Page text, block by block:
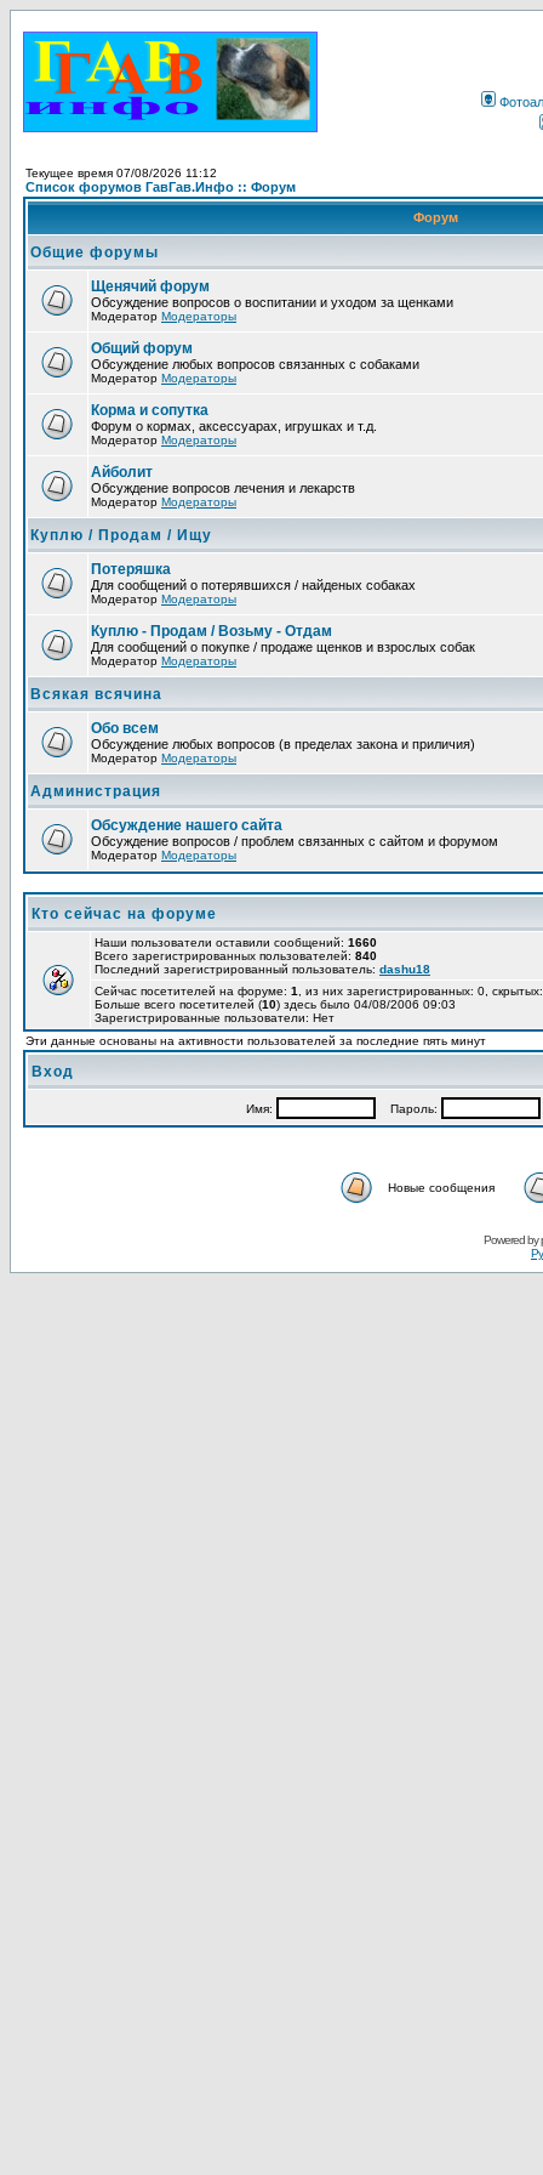
Текущее время 07/08/2026 11:12
Список форумов ГавГав.Инфо :: Форум
Форум
Общие форумы
Щенячий форум
Обсуждение вопросов о воспитании и уходом за щенками
Модератор Модераторы
Общий форум
Обсуждение любых вопросов связанных с собаками
Модератор Модераторы
Корма и сопутка
Форум о кормах, аксессуарах, игрушках и т.д.
Модератор Модераторы
Айболит
Обсуждение вопросов лечения и лекарств
Модератор Модераторы
Куплю / Продам / Ищу
Потеряшка
Для сообщений о потерявшихся / найденых собаках
Модератор Модераторы
Куплю - Продам / Возьму - Отдам
Для сообщений о покупке / продаже щенков и взрослых собак
Модератор Модераторы
Всякая всячина
Обо всем
Обсуждение любых вопросов (в пределах закона и приличия)
Модератор Модераторы
Администрация
Обсуждение нашего сайта
Обсуждение вопросов / проблем связанных с сайтом и форумом
Модератор Модераторы
Кто сейчас на форуме
Наши пользователи оставили сообщений: 1660
Всего зарегистрированных пользователей: 840
Последний зарегистрированный пользователь: dashu18
Сейчас посетителей на форуме: 1
, из них зарегистрированных: 0,
Больше всего посетителей (10) здесь было 04/08/2006 09:03
Зарегистрированные пользователи: Нет
Эти данные основаны на активности пользователей за последние пять минут
Вход
Имя: Пароль:
Новые сообщения
Powered by